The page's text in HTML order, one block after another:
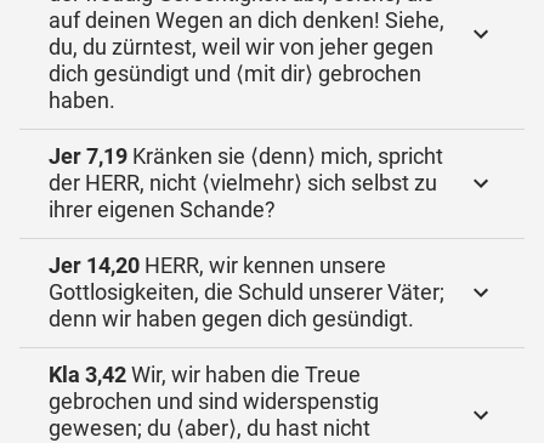
auf deinen Wegen an dich denken! Siehe,
du, du zürntest, weil wir von jeher gegen
dich gesündigt und ⟨mit dir⟩ gebrochen
haben.
Jer 7,19 Kränken sie ⟨denn⟩ mich, spricht
der HERR, nicht ⟨vielmehr⟩ sich selbst zu
ihrer eigenen Schande?
Jer 14,20 HERR, wir kennen unsere
Gottlosigkeiten, die Schuld unserer Väter;
denn wir haben gegen dich gesündigt.
Kla 3,42Wir, wir haben die Treue
gebrochen und sind widerspenstig
gewesen; du ⟨aber⟩, du hast nicht